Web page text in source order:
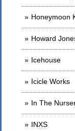
Honeymoon
Howard
Icehouse
Icicle Works
In The
INXS